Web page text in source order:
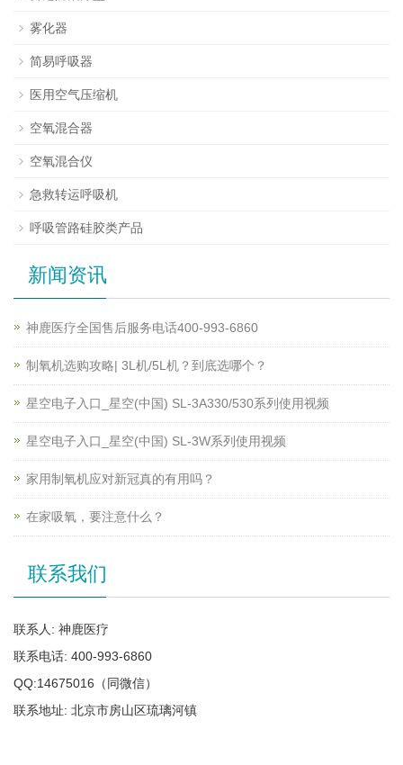
雾化器
简易呼吸器
医用空气压缩机
空氧混合器
空氧混合仪
急救转运呼吸机
呼吸管路硅胶类产品
新闻资讯
神鹿医疗全国售后服务电话400-993-6860
制氧机选购攻略| 3L机/5L机？到底选哪个？
星空电子入口_星空(中国) SL-3A330/530系列使用视频
星空电子入口_星空(中国) SL-3W系列使用视频
家用制氧机应对新冠真的有用吗？
在家吸氧，要注意什么？
联系我们
联系人: 神鹿医疗
联系电话: 400-993-6860
QQ:14675016（同微信）
联系地址: 北京市房山区琉璃河镇